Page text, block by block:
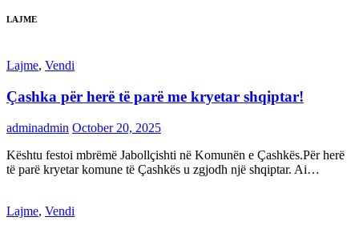
LAJME
Lajme, Vendi
Çashka për herë të parë me kryetar shqiptar!
adminadmin October 20, 2025
Kështu festoi mbrëmë Jabollçishti në Komunën e Çashkës.Për herë
të parë kryetar komune të Çashkës u zgjodh një shqiptar. Ai…
Lajme, Vendi